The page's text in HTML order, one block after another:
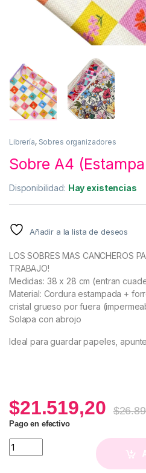
Librería, Sobres organizadores
Sobre A4
Disponibilidad: Hay existencias
Añadir a la lista de deseos
LOS SOBRES MAS CANCHEROS
TRABAJO!
Medidas: 38 x 28 cm (entran
Material: Cordura estampada +
cristal grueso por fuera
Solapa con abrojo
Ideal para guardar papeles,
$21.519,20 $
Pago en efectivo
Sobre A4 (Estampa Florcitas)